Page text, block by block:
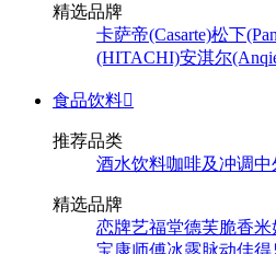
精选品牌
卡萨帝(Casarte)松下
(HITACHI)安淇尔
食品饮料
推荐品类
酒水饮料咖啡及冲调中
精选品牌
恋牌艺福堂德芙脆香米
宝康师傅冰露脉动佳得